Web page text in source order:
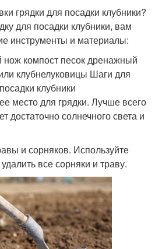
грядки для посадки клубники?
для посадки клубники, вам
инструменты и материалы:
нож компост песок дренажный
клубнелуковицы Шаги для
клубники
место для грядки. Лучше всего
достаточно солнечного света и
и сорняков. Используйте
все сорняки и траву.